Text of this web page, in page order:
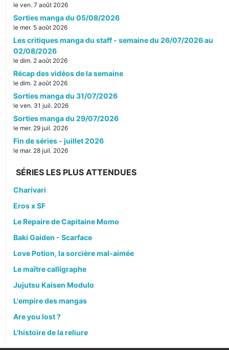
le ven. 7 août 2026
Sorties manga du 05/08/2026
le mer. 5 août 2026
Les critiques manga du staff - semaine du 26/07/2026 au
02/08/2026
le dim. 2 août 2026
Récap des vidéos de la semaine
le dim. 2 août 2026
Sorties manga du 31/07/2026
le ven. 31 juil. 2026
Sorties manga du 29/07/2026
le mer. 29 juil. 2026
Fin de séries - juillet 2026
le mar. 28 juil. 2026
SÉRIES LES PLUS ATTENDUES
Charivari
Eros x SF
Le Repaire de Capitaine Momo
Baki Gaiden - Scarface
Love Potion, la sorcière mal-aimée
Le maître calligraphe
Jujutsu Kaisen Modulo
L'empire des mangas
Are you lost ?
L'histoire de la reliure